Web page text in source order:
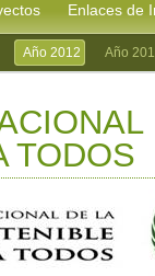
Enlaces de
Año 2012 Año
TODOS